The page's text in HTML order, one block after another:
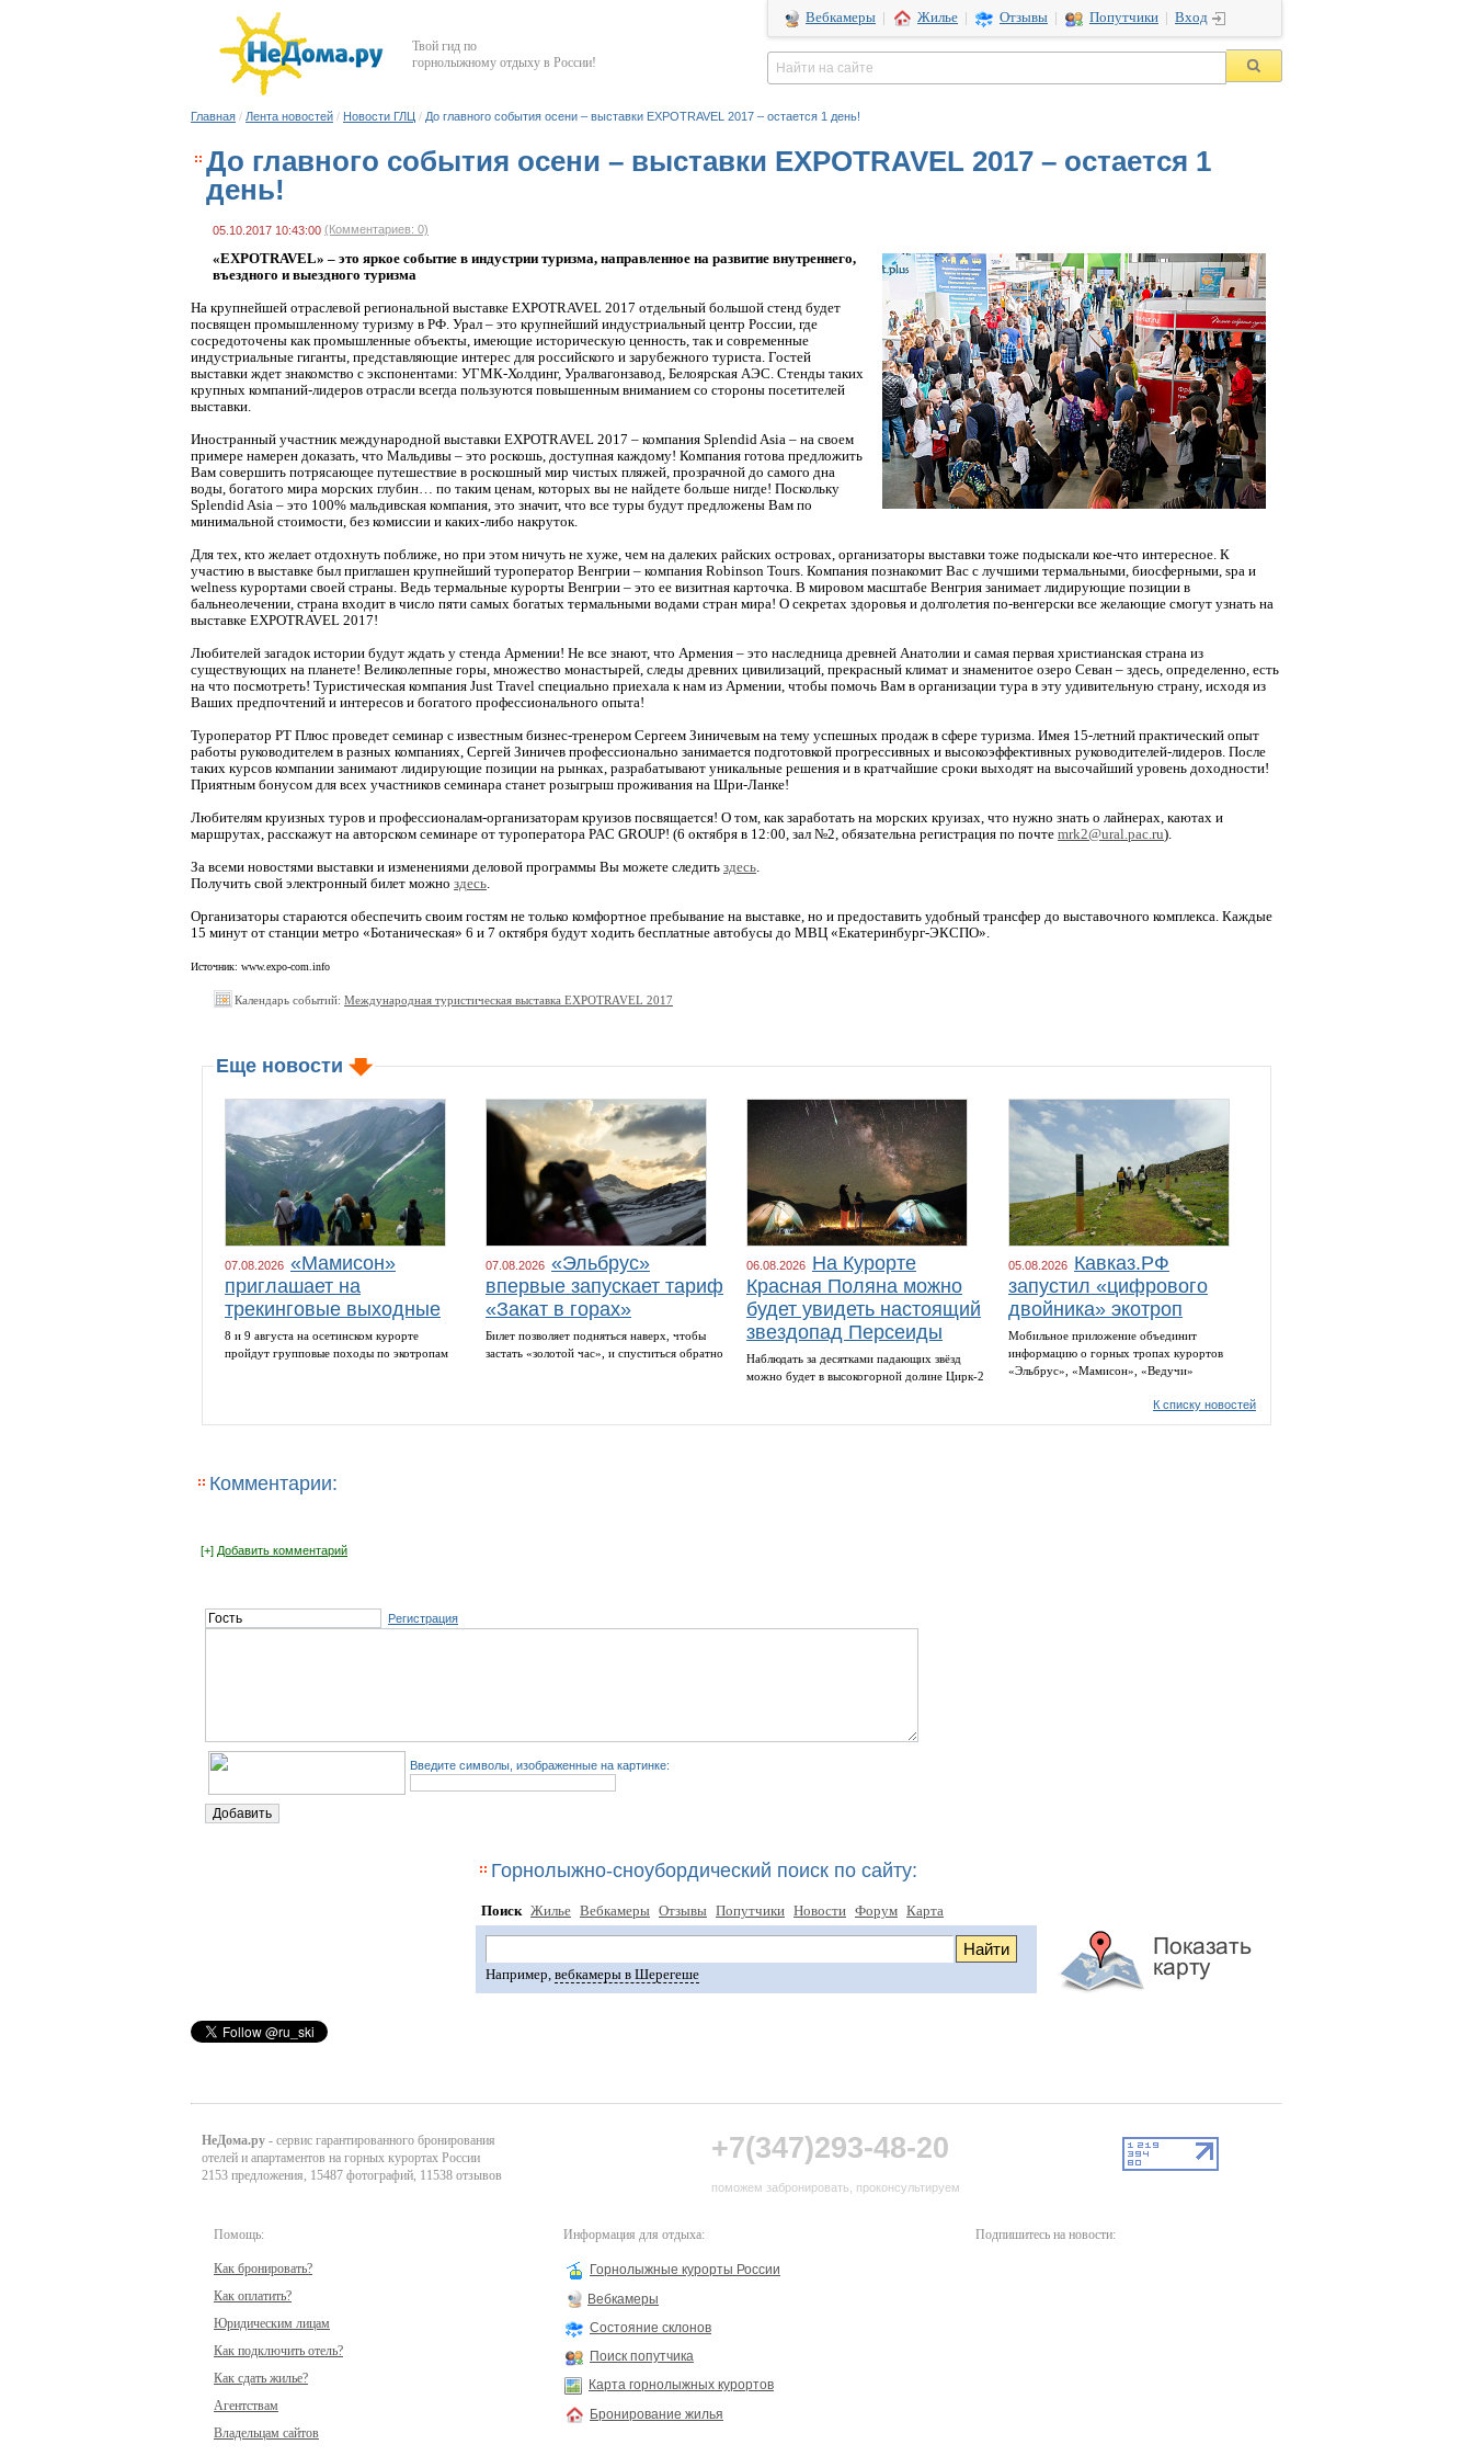
Твой гид по
горнолыжному отдыху в России!
Вебкамеры Жилье Отзывы Попутчики Вход
Главная / Лента новостей / Новости ГЛЦ / До главного события осени – выставки EXPOTRAVEL 2017 – остается 1 день!
До главного события осени – выставки EXPOTRAVEL 2017 – остается 1
день!
05.10.2017 10:43:00 (Комментариев: 0)
«EXPOTRAVEL» – это яркое событие в индустрии туризма, направленное на развитие внутреннего,
въездного и выездного туризма
На крупнейшей отраслевой региональной выставке EXPOTRAVEL 2017 отдельный большой стенд будет
посвящен промышленному туризму в РФ. Урал – это крупнейший индустриальный центр России, где
сосредоточены как промышленные объекты, имеющие историческую ценность, так и современные
индустриальные гиганты, представляющие интерес для российского и зарубежного туриста. Гостей
выставки ждет знакомство с экспонентами: УГМК-Холдинг, Уралвагонзавод, Белоярская АЭС. Стенды таких
крупных компаний-лидеров отрасли всегда пользуются повышенным вниманием со стороны посетителей
выставки.
Иностранный участник международной выставки EXPOTRAVEL 2017 – компания Splendid Asia – на своем
примере намерен доказать, что Мальдивы – это роскошь, доступная каждому! Компания готова предложить
Вам совершить потрясающее путешествие в роскошный мир чистых пляжей, прозрачной до самого дна
воды, богатого мира морских глубин… по таким ценам, которых вы не найдете больше нигде! Поскольку
Splendid Asia – это 100% мальдивская компания, это значит, что все туры будут предложены Вам по
минимальной стоимости, без комиссии и каких-либо накруток.
Для тех, кто желает отдохнуть поближе, но при этом ничуть не хуже, чем на далеких райских островах, организаторы выставки тоже подыскали кое-что интересное. К
участию в выставке был приглашен крупнейший туроператор Венгрии – компания Robinson Tours. Компания познакомит Вас с лучшими термальными, биосферными, spa и
welness курортами своей страны. Ведь термальные курорты Венгрии – это ее визитная карточка. В мировом масштабе Венгрия занимает лидирующие позиции в
бальнеолечении, страна входит в число пяти самых богатых термальными водами стран мира! О секретах здоровья и долголетия по-венгерски все желающие смогут узнать на
выставке EXPOTRAVEL 2017!
Любителей загадок истории будут ждать у стенда Армении! Не все знают, что Армения – это наследница древней Анатолии и самая первая христианская страна из
существующих на планете! Великолепные горы, множество монастырей, следы древних цивилизаций, прекрасный климат и знаменитое озеро Севан – здесь, определенно, есть
на что посмотреть! Туристическая компания Just Travel специально приехала к нам из Армении, чтобы помочь Вам в организации тура в эту удивительную страну, исходя из
Ваших предпочтений и интересов и богатого профессионального опыта!
Туроператор РТ Плюс проведет семинар с известным бизнес-тренером Сергеем Зиничевым на тему успешных продаж в сфере туризма. Имея 15-летний практический опыт
работы руководителем в разных компаниях, Сергей Зиничев профессионально занимается подготовкой прогрессивных и высокоэффективных руководителей-лидеров. После
таких курсов компании занимают лидирующие позиции на рынках, разрабатывают уникальные решения и в кратчайшие сроки выходят на высочайший уровень доходности!
Приятным бонусом для всех участников семинара станет розыгрыш проживания на Шри-Ланке!
Любителям круизных туров и профессионалам-организаторам круизов посвящается! О том, как заработать на морских круизах, что нужно знать о лайнерах, каютах и
маршрутах, расскажут на авторском семинаре от туроператора PAC GROUP! (6 октября в 12:00, зал №2, обязательна регистрация по почте mrk2@ural.pac.ru).
За всеми новостями выставки и изменениями деловой программы Вы можете следить здесь.
Получить свой электронный билет можно здесь.
Организаторы стараются обеспечить своим гостям не только комфортное пребывание на выставке, но и предоставить удобный трансфер до выставочного комплекса. Каждые
15 минут от станции метро «Ботаническая» 6 и 7 октября будут ходить бесплатные автобусы до МВЦ «Екатеринбург-ЭКСПО».
Источник: www.expo-com.info
Календарь событий: Международная туристическая выставка EXPOTRAVEL 2017
Еще новости
07.08.2026 «Мамисон»
приглашает на
трекинговые выходные
8 и 9 августа на осетинском курорте
пройдут групповые походы по экотропам
07.08.2026 «Эльбрус»
впервые запускает тариф
«Закат в горах»
Билет позволяет подняться наверх, чтобы
застать «золотой час», и спуститься обратно
06.08.2026 На Курорте
Красная Поляна можно
будет увидеть настоящий
звездопад Персеиды
Наблюдать за десятками падающих звёзд
можно будет в высокогорной долине Цирк-2
05.08.2026 Кавказ.РФ
запустил «цифрового
двойника» экотроп
Мобильное приложение объединит
информацию о горных тропах курортов
«Эльбрус», «Мамисон», «Ведучи»
К списку новостей
Комментарии:
[+] Добавить комментарий
Регистрация
Введите символы, изображенные на картинке:
Горнолыжно-сноубордический поиск по сайту:
Поиск Жилье Вебкамеры Отзывы Попутчики Новости Форум Карта
Например, вебкамеры в Шерегеше
НеДома.ру - сервис гарантированного бронирования
отелей и апартаментов на горных курортах России
2153 предложения, 15487 фотографий, 11538 отзывов
+7(347)293-48-20
поможем забронировать, проконсультируем
Помощь:
Как бронировать?
Как оплатить?
Юридическим лицам
Как подключить отель?
Как сдать жилье?
Агентствам
Владельцам сайтов
Информация для отдыха:
Горнолыжные курорты России
Вебкамеры
Состояние склонов
Поиск попутчика
Карта горнолыжных курортов
Бронирование жилья
Подпишитесь на новости: